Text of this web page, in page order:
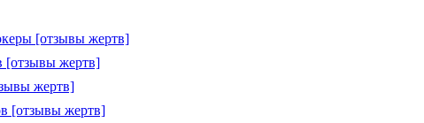
[отзывы жертв]
[отзывы жертв]
жертв]
[отзывы жертв]